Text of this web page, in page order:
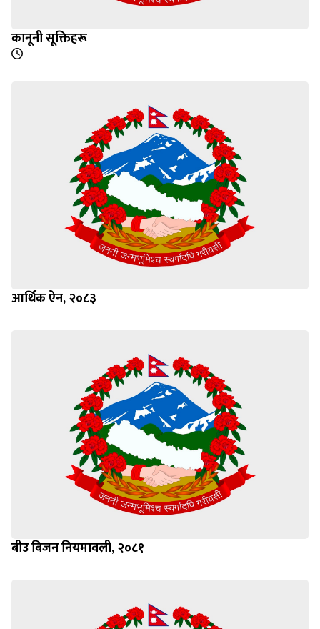
कानूनी सूक्तिहरू
आर्थिक ऐन, २०८३
बीउ बिजन नियमावली, २०८१